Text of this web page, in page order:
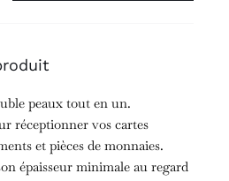
peaux tout en un.
réceptionner vos cartes
et pièces de monnaies.
épaisseur minimale au regard